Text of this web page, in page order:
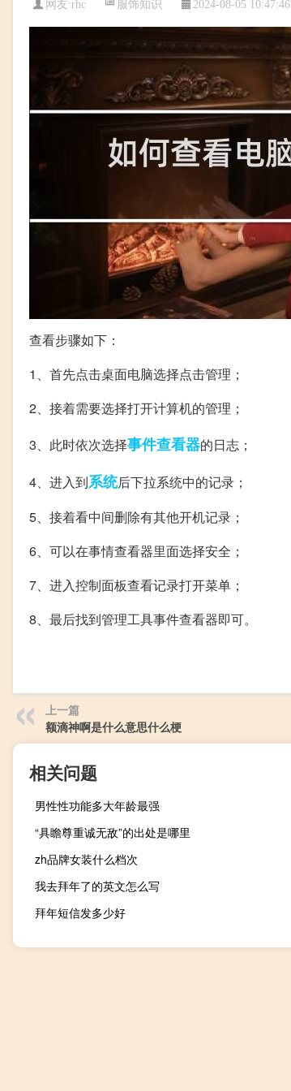
网友:rhc 2024-08-05 10:47:46
查看步骤如下：
1、首先点击桌面电脑选择点击管理；
2、接着需要选择打开计算机的管理；
3、此时依次选择事件查看器的日志；
4、进入到系统后下拉系统中的记录；
5、接着看中间删除有其他开机记录；
6、可以在事情查看器里面选择安全；
7、进入控制面板查看记录打开菜单；
8、最后找到管理工具事件查看器即可。
上一篇
额滴神啊是什么意思什么梗
相关问题
男性性功能多大年龄最强
“具瞻尊重诚无敌”的出处是哪里
zh品牌女装什么档次
我去拜年了的英文怎么写
拜年短信发多少好